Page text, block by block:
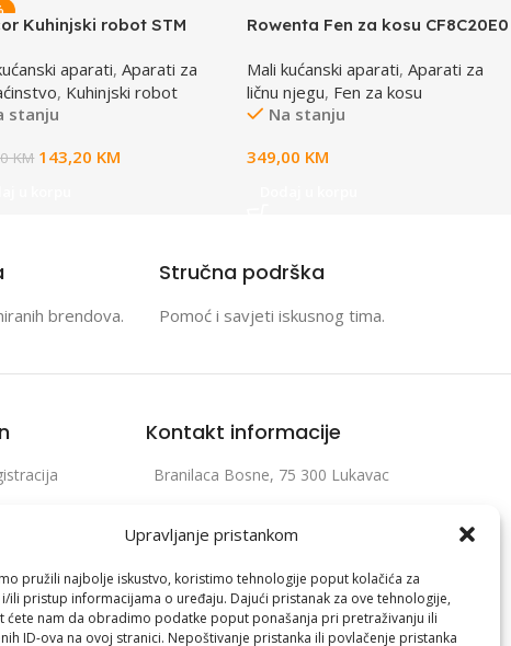
Upravljanje pristankom
pružili najbolje iskustvo, koristimo tehnologije poput kolačića za
ili pristup informacijama o uređaju. Dajući pristanak za ove tehnologije,
ćete nam da obradimo podatke poput ponašanja pri pretraživanju ili
ID-ova na ovoj stranici. Nepoštivanje pristanka ili povlačenje pristanka
Kuhinjski robot STM
aparati,Aparati za
, Kuhinjski robot
stanju
KM 143,20 KM
Rowenta Fen za kosu CF8C20E0
Mali kućanski aparati,Aparati za
ličnu njegu, Fen za kosu
Na stanju
349,00 KM
brendova.
Stručna podrška
Pomoć i savjeti iskusnog tima.
profila
Kontakt informacije
Branilaca Bosne, 75 300 Lukavac
info@pconer.ba
ID: 4210115760008
PDV : 210115760008